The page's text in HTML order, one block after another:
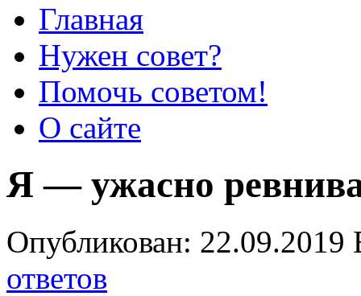
Главная
Нужен совет?
Помочь советом!
О сайте
Я — ужасно
Опубликован:
ответов